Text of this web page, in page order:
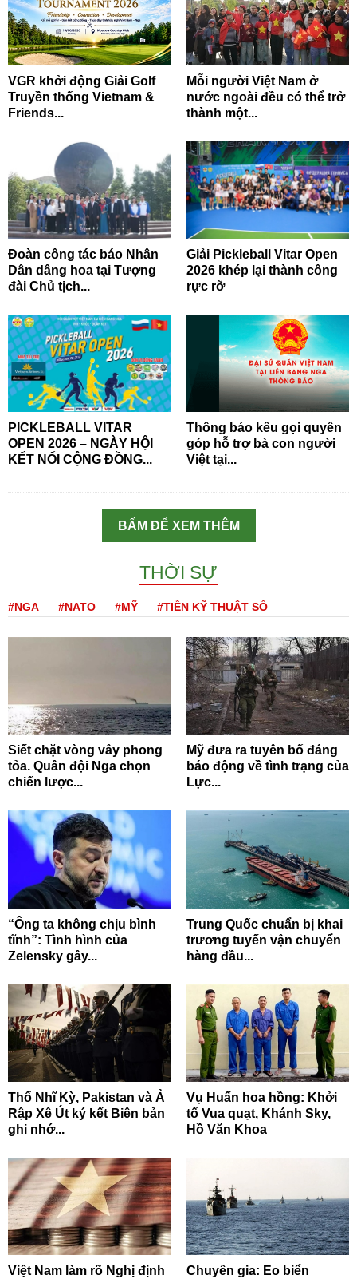
VGR khởi động Giải Golf
Truyền thống Vietnam &
Friends...
Mỗi người Việt Nam ở
nước ngoài đều có thể trở
thành một...
Đoàn công tác báo Nhân
Dân dâng hoa tại Tượng
đài Chủ tịch...
Giải Pickleball Vitar Open
2026 khép lại thành công
rực rỡ
PICKLEBALL VITAR
OPEN 2026 – NGÀY HỘI
KẾT NỐI CỘNG ĐỒNG...
Thông báo kêu gọi quyên
góp hỗ trợ bà con người
Việt tại...
BẤM ĐỂ XEM THÊM
THỜI SỰ
#NGA #NATO #MỸ #TIỀN KỸ THUẬT SỐ
Siết chặt vòng vây phong
tỏa. Quân đội Nga chọn
chiến lược...
Mỹ đưa ra tuyên bố đáng
báo động về tình trạng của
Lực...
“Ông ta không chịu bình
tĩnh”: Tình hình của
Zelensky gây...
Trung Quốc chuẩn bị khai
trương tuyến vận chuyển
hàng đầu...
Thổ Nhĩ Kỳ, Pakistan và Ả
Rập Xê Út ký kết Biên bản
ghi nhớ...
Vụ Huấn hoa hồng: Khởi
tố Vua quạt, Khánh Sky,
Hồ Văn Khoa
Việt Nam làm rõ Nghị định Chuyên gia: Eo biển